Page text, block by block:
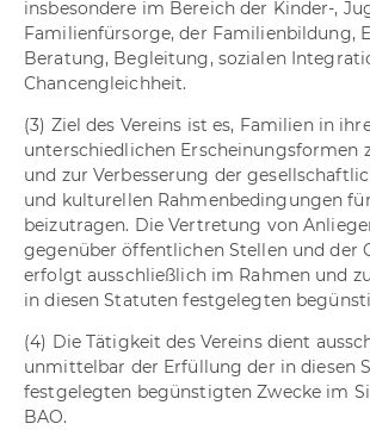
insbesondere im Bereich der Kinder-,
Familienfürsorge, der Familienbildung,
Beratung, Begleitung, sozialen
Chancengleichheit.
(3) Ziel des Vereins ist es, Familien in
unterschiedlichen Erscheinungsformen
und zur Verbesserung der
und kulturellen Rahmenbedingungen
beizutragen. Die Vertretung von
gegenüber öffentlichen Stellen und der
erfolgt ausschließlich im Rahmen und
in diesen Statuten festgelegten
(4) Die Tätigkeit des Vereins dient
unmittelbar der Erfüllung der in diesen
festgelegten begünstigten Zwecke im
BAO.